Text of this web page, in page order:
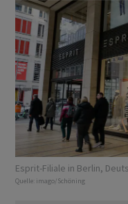
Esprit-Filiale in Berlin,
Quelle: imago/Schöning